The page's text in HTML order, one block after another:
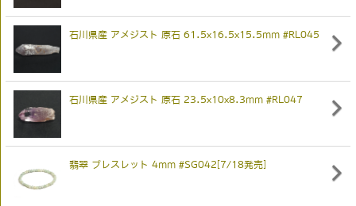
石川県産 アメジスト 原石 61.5x16.5x15.5mm #RL045
石川県産 アメジスト 原石 23.5x10x8.3mm #RL047
翡翠 ブレスレット 4mm #SG042[7/18発売]